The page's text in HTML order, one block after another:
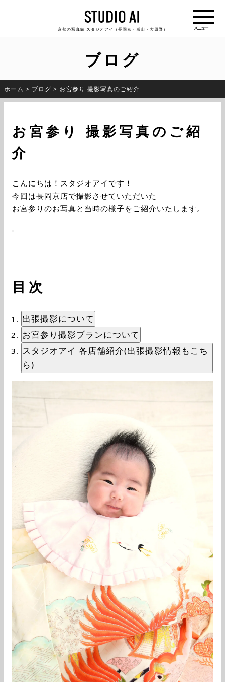
京都の写真館 スタジオアイ（長岡京・嵐山・大原野）
ブログ
ホーム > ブログ > お宮参り 撮影写真のご紹介
お宮参り 撮影写真のご紹
介
こんにちは！スタジオアイです！
今回は長岡京店で撮影させていただいた
お宮参りのお写真と当時の様子をご紹介いたします。
目次
出張撮影について
お宮参り撮影プランについて
スタジオアイ 各店舗紹介(出張撮影情報もこち
ら)